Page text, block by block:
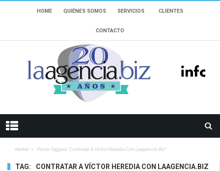
HOME QUIÉNES SOMOS SERVICIOS CLIENTES
CONTACTO
Home Posts Tagged "contratar A Víctor Heredia Con Laagencia.biz"
TAG: CONTRATAR A VÍCTOR HEREDIA CON LAAGENCIA.BIZ